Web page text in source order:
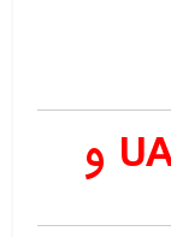
پورت سریال UART و